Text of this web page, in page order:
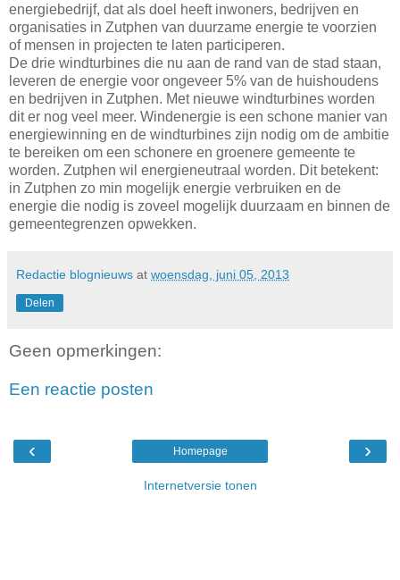
energiebedrijf, dat als doel heeft inwoners, bedrijven en
organisaties in Zutphen van duurzame energie te voorzien
of mensen in projecten te laten participeren.
De drie windturbines die nu aan de rand van de stad staan,
leveren de energie voor ongeveer 5% van de huishoudens
en bedrijven in Zutphen. Met nieuwe windturbines worden
dit er nog veel meer. Windenergie is een schone manier van
energiewinning en de windturbines zijn nodig om de ambitie
te bereiken om een schonere en groenere gemeente te
worden. Zutphen wil energieneutraal worden. Dit betekent:
in Zutphen zo min mogelijk energie verbruiken en de
energie die nodig is zoveel mogelijk duurzaam en binnen de
gemeentegrenzen opwekken.
Redactie blognieuws at woensdag, juni 05, 2013
Delen
Geen opmerkingen:
Een reactie posten
‹ ›
Homepage
Internetversie tonen